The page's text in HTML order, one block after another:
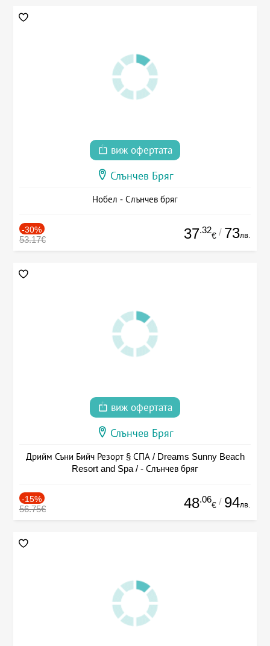
виж офертата
Слънчев Бряг
Нобел - Слънчев бряг
-30%
53.17€ 37.32
€ / 73лв.
виж офертата
Слънчев Бряг
Дрийм Съни Бийч Резорт § СПА / Dreams Sunny Beach
Resort and Spa / - Слънчев бряг
-15%
56.75€ 48.06
€ / 94лв.